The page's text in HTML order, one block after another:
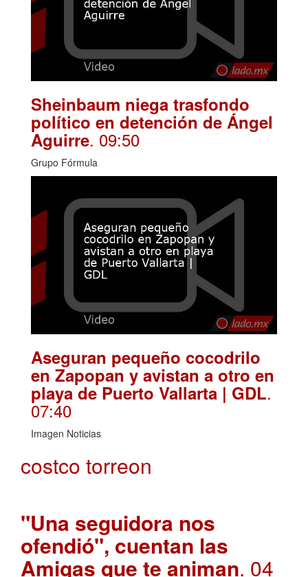
Sheinbaum niega trasfondo
político en detención de Ángel
Aguirre. 09:50
Grupo Fórmula
Aseguran pequeño cocodrilo
en Zapopan y avistan a otro en
playa de Puerto Vallarta | GDL.
07:40
Imagen Noticias
costco torreon
"Una seguidora nos
ofendió", cuentan las
Amigas que te animan. 04